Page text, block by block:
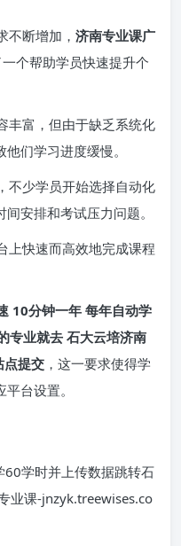
不断增加， 济南专业课广
一个帮助学员快速提升个
丰富，但由于缺乏系统化
们学习进度缓慢。
不少学员开始选择自动化
安排和考试压力问题。
上快速而高效地完成课程
10分钟一年 每年自动学
专业就去 石大云培济南
提交 ，这一要求使得学
台设置。
学时并上传数据跳转石
业课-jnzyk.treewises.co